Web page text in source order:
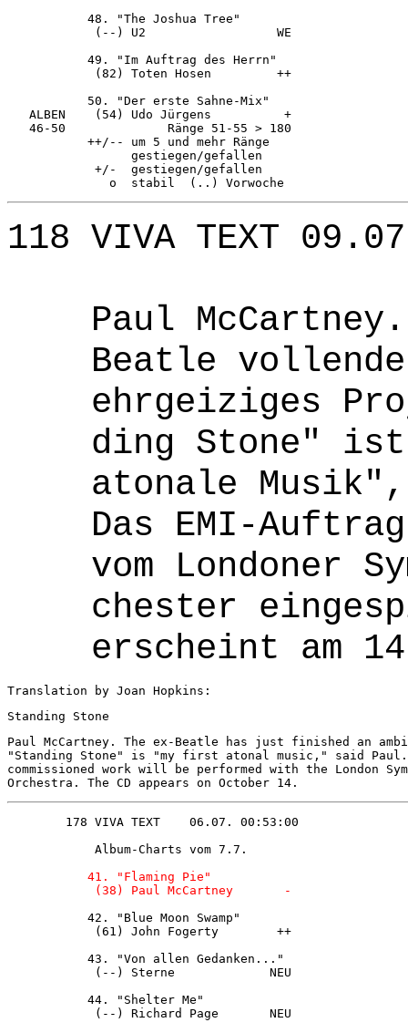
           48. "The Joshua Tree"
            (--) U2                  WE
           49. "Im Auftrag des Herrn"
            (82) Toten Hosen         ++
           50. "Der erste Sahne-Mix"
   ALBEN    (54) Udo Jürgens          +
   46-50              Ränge 51-55 > 180
           ++/-- um 5 und mehr Ränge
                 gestiegen/gefallen
            +/-  gestiegen/gefallen
              o  stabil  (..) Vorwoche
118 VIVA TEXT
Paul McCartney.
Beatle
ehrgeiziges
ding Stone" ist
atonale Musik",
Das EMI-
vom Londoner
chester
erscheint am
Translation by Joan Hopkins:
Standing Stone
Paul McCartney. The ex-Beatle has just finished an
"Standing Stone" is "my first atonal music," said Paul.
commissioned work will be performed with the London
Orchestra. The CD appears on October 14.
            Album-Charts vom 7.7.
41. "Flaming Pie"
            (38) Paul McCartney       -
           42. "Blue Moon Swamp"
            (61) John Fogerty        ++
           43. "Von allen Gedanken..."
            (--) Sterne             NEU
           44. "Shelter Me"
            (--) Richard Page       NEU